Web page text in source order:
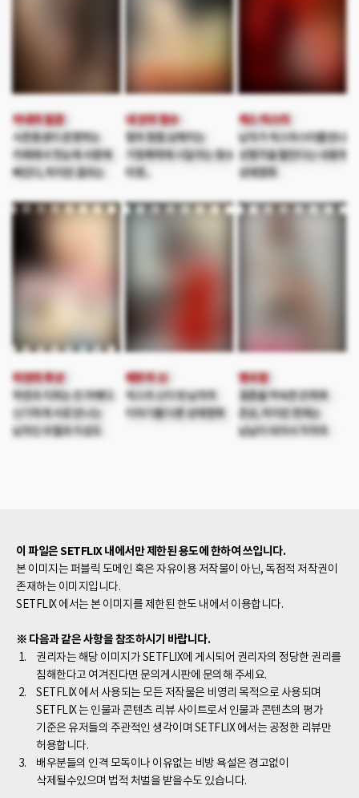
떠보니 초미녀의 몸으로
바뀌게 되고 여자로 바뀐
제 버릇 개 못주는 그녀는
정신 못차리고 유흥을
즐기는데...
아내의 질문
사촌동생이 운영하는
카페에서 첫눈에 사랑에
빠진다, 하지만 결과는
내 안의 형수
형의 점점 심해지는
가정폭력에 시달리는 형수
미영....
섹스 마스터
남자가 섹스마스터를 만나
성행각을 펼친다는 내용의
성애영화
하연의 투샷
하연과 지희는 친 자매다.
신기하게 서로 만나는
남자인 우열과 지성도
사이 우열이를 만나러 간
지성은 우열의 여자친구인
지희가 속옷만 입은
모습을 보고 지희에게
지희와 섹스를 한다.
애무의 신
섹스의 신이 된 남자의
이야기를 다룬 성애영화
옛사랑
결혼을 약속한 은희와
준상, 하지만 현재는
남남이 되어서 각자의
이 파일은 SETFLIX 내에서만 제한된 용도에 한하여 쓰입니다.
본 이미지는 퍼블릭 도메인 혹은 자유이용 저작물이 아닌, 독점적 저작권이
존재하는 이미지입니다.
SETFLIX 에서는 본 이미지를 제한된 한도 내에서 이용합니다.
※ 다음과 같은 사항을 참조하시기 바랍니다.
권리자는 해당 이미지가 SETFLIX에 게시되어 권리자의 정당한 권리를
침해한다고 여겨진다면 문의게시판에 문의해 주세요.
SETFLIX 에서 사용되는 모든 저작물은 비영리 목적으로 사용되며
SETFLIX 는 인물과 콘텐츠 리뷰 사이트로서 인물과 콘텐츠의 평가
기준은 유저들의 주관적인 생각이며 SETFLIX 에서는 공정한 리뷰만
허용합니다.
배우분들의 인격 모독이나 이유없는 비방 욕설은 경고없이
삭제될수있으며 법적 처벌을 받을수도 있습니다.